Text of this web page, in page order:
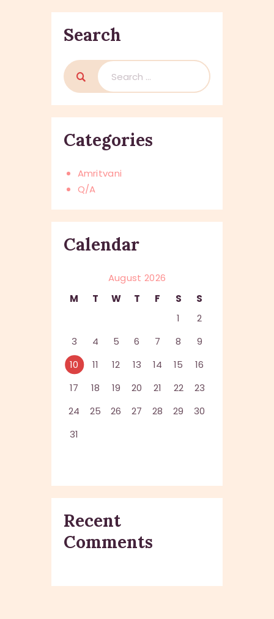
Search
Search
for:
Categories
Amritvani
Q/A
Calendar
August 2026
M
T W T F S
S
1
2
3
4 5 6 7 8
9
10
11 12 13 14 15
16
17
18 19 20 21 22
23
24
25 26 27 28 29
30
31
Recent
Comments